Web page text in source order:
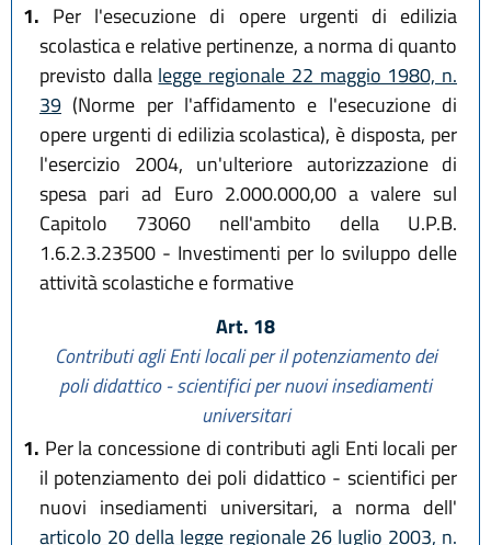
1. Per l'esecuzione di opere urgenti di edilizia
scolastica e relative pertinenze, a norma di quanto
previsto dalla legge regionale 22 maggio 1980, n.
39 (Norme per l'affidamento e l'esecuzione di
opere urgenti di edilizia scolastica), è disposta, per
l'esercizio 2004, un'ulteriore autorizzazione di
spesa pari ad Euro 2.000.000,00 a valere sul
Capitolo 73060 nell'ambito della U.P.B.
1.6.2.3.23500 - Investimenti per lo sviluppo delle
attività scolastiche e formative
Art. 18
Contributi agli Enti locali per il potenziamento dei
poli didattico - scientifici per nuovi insediamenti
universitari
1. Per la concessione di contributi agli Enti locali per
il potenziamento dei poli didattico - scientifici per
nuovi insediamenti universitari, a norma dell'
articolo 20 della legge regionale 26 luglio 2003, n.